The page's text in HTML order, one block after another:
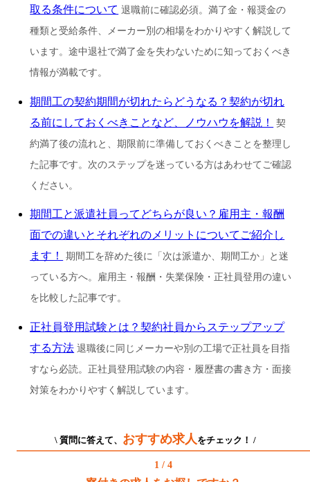
取る条件について 退職前に確認必須。満了金・報奨金の
種類と受給条件、メーカー別の相場をわかりやすく解説して
います。途中退社で満了金を失わないために知っておくべき
情報が満載です。
期間工の契約期間が切れたらどうなる？契約が切れ
る前にしておくべきことなど、ノウハウを解説！
契
約満了後の流れと、期限前に準備しておくべきことを整理し
た記事です。次のステップを迷っている方はあわせてご確認
ください。
期間工と派遣社員ってどちらが良い？雇用主・報酬
面での違いとそれぞれのメリットについてご紹介し
ます！
期間工を辞めた後に「次は派遣か、期間工か」と迷
っている方へ。雇用主・報酬・失業保険・正社員登用の違い
を比較した記事です。
正社員登用試験とは？契約社員からステップアップ
する方法 退職後に同じメーカーや別の工場で正社員を目指
すなら必読。正社員登用試験の内容・履歴書の書き方・面接
対策をわかりやすく解説しています。
\ 質問に答えて、 おすすめ求人をチェック！ /
1 / 4